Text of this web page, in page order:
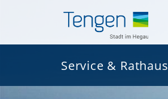
Service & Rathaus